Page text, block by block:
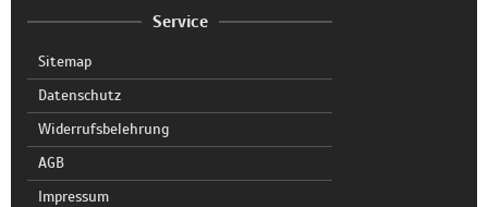
Service
Sitemap
Datenschutz
Widerrufsbelehrung
AGB
Impressum